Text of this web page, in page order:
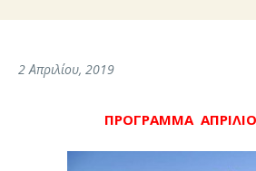
2 Απριλίου, 2019
ΠΡΟΓΡΑΜΜΑ